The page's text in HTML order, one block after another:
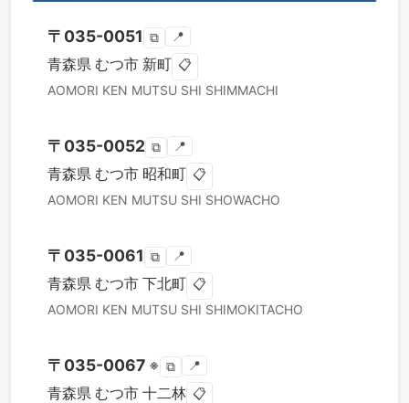
〒 035-0051 ⧉ 📍
青森県 むつ市 新町 📋
AOMORI KEN MUTSU SHI SHIMMACHI
〒 035-0052 ⧉ 📍
青森県 むつ市 昭和町 📋
AOMORI KEN MUTSU SHI SHOWACHO
〒 035-0061 ⧉ 📍
青森県 むつ市 下北町 📋
AOMORI KEN MUTSU SHI SHIMOKITACHO
〒 035-0067 ※ ⧉ 📍
青森県 むつ市 十二林 📋